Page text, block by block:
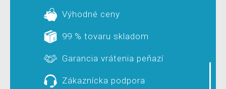
Výhodné ceny
99 % tovaru skladom
Garancia vrátenia peňazí
Zákaznícka podpora